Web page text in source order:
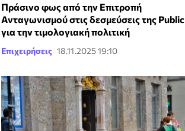
Πράσινο φως από την Επιτροπή
Ανταγωνισμού στις δεσμεύσεις της Public
για την τιμολογιακή πολιτική
Επιχειρήσεις 18.11.2025 19:10